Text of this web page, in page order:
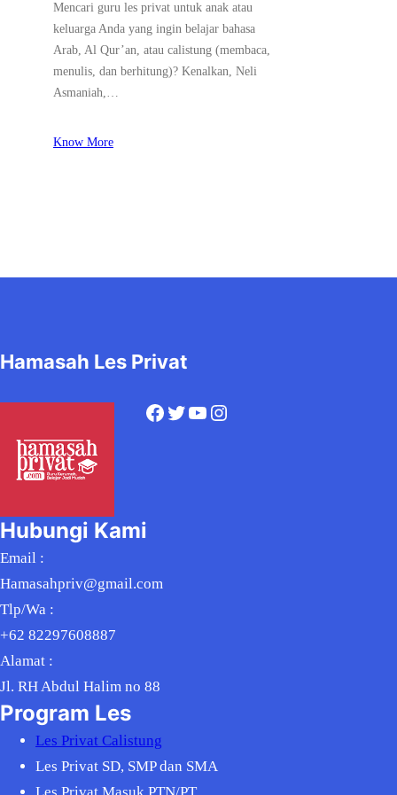
Mencari guru les privat untuk anak atau
keluarga Anda yang ingin belajar bahasa
Arab, Al Qur’an, atau calistung (membaca,
menulis, dan berhitung)? Kenalkan, Neli
Asmaniah,…
Know More
Hamasah Les Privat
Facebook Twitter YouTube Instagram
Hubungi Kami
Email :
Hamasahpriv@gmail.com
Tlp/Wa :
+62 82297608887
Alamat :
Jl. RH Abdul Halim no 88
Program Les
Les Privat Calistung
Les Privat SD, SMP dan SMA